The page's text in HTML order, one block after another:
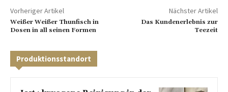
Vorheriger Artikel
Weißer Weißer Thunfisch in
Dosen in all seinen Formen
Nächster Artikel
Das Kundenerlebnis zur
Teezeit
Produktionsstandort